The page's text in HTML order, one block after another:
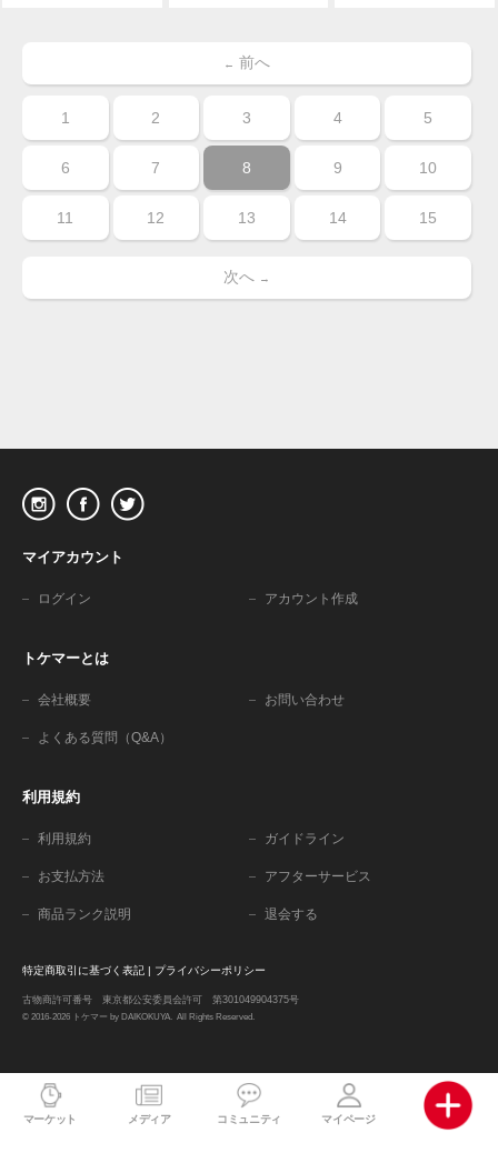
← 前へ
1 2 3 4 5
6 7 8 9 10
11 12 13 14 15
次へ →
マイアカウント
ログイン アカウント作成
トケマーとは
会社概要 お問い合わせ
よくある質問（Q&A）
利用規約
利用規約 ガイドライン
お支払方法 アフターサービス
商品ランク説明 退会する
特定商取引に基づく表記 プライバシーポリシー
古物商許可番号 東京都公安委員会許可 第301049904375号
© 2016-2026 トケマー by DAIKOKUYA. All Rights Reserved.
マーケット メディア コミュニティ マイページ